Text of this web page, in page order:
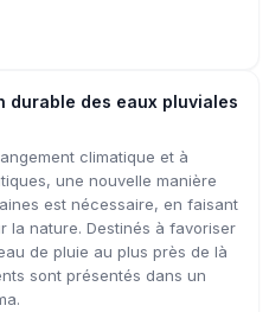
durable des eaux pluviales
climatique et à
une nouvelle manière
est nécessaire, en faisant
la nature. Destinés à favoriser
de pluie au plus près de là
sont présentés dans un